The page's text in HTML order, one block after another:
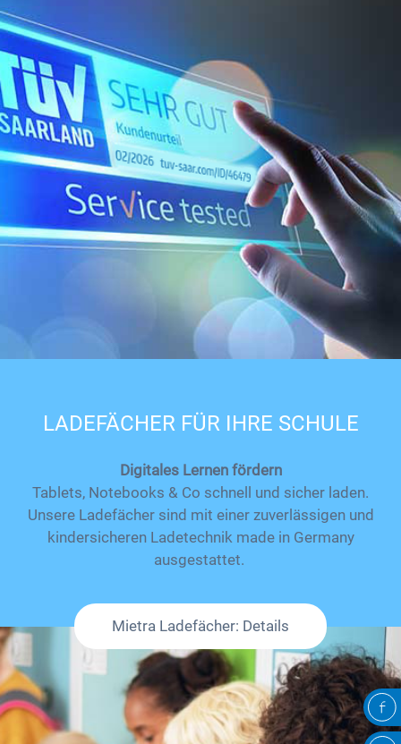
LADEFÄCHER FÜR IHRE SCHULE
Digitales Lernen fördern
Tablets, Notebooks & Co schnell und sicher laden.
Unsere Ladefächer sind mit einer zuverlässigen und
kindersicheren Ladetechnik made in Germany
ausgestattet.
Mietra Ladefächer: Details